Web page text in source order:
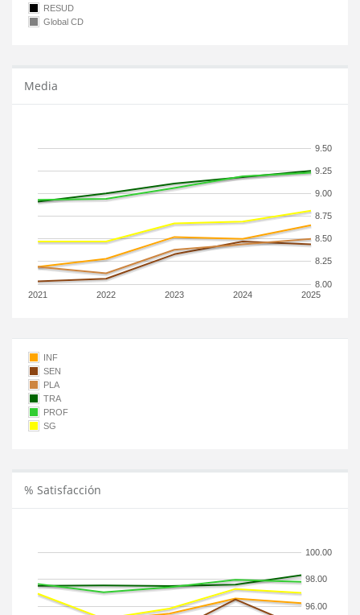
RESUD
Global CD
Media
2021 2022 2023 2024 2025
8.00
8.25
8.50
8.75
9.00
9.25
9.50
INF
SEN
PLA
TRA
PROF
SG
% Satisfacción
96.00
98.00
100.00